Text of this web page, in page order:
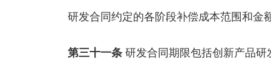
研发合同约定的各阶段补偿成本范围和金
第三十一条 研发合同期限包括创新产品